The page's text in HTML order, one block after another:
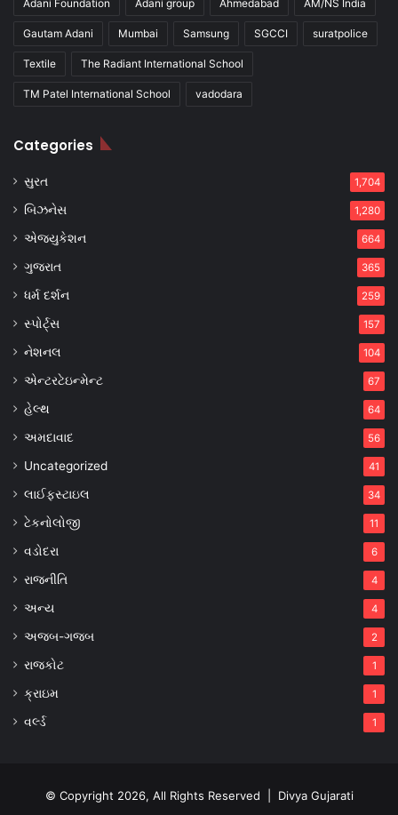
Adani Foundation Adani group Ahmedabad AM/NS India
Gautam Adani Mumbai Samsung SGCCI suratpolice
Textile The Radiant International School
TM Patel International School vadodara
Categories
સુરત 1,704
બિઝનેસ 1,280
એજ્યુકેશન 664
ગુજરાત 365
ધર્મ દર્શન 259
સ્પોર્ટ્સ 157
નેશનલ 104
એન્ટરટેઇન્મેન્ટ 67
હેલ્થ 64
અમદાવાદ 56
Uncategorized 41
લાઈફસ્ટાઇલ 34
ટેકનોલોજી 11
વડોદરા 6
રાજનીતિ 4
અન્ય 4
અજબ-ગજબ 2
રાજકોટ 1
ક્રાઇમ 1
વર્લ્ડ 1
© Copyright 2026, All Rights Reserved | Divya Gujarati